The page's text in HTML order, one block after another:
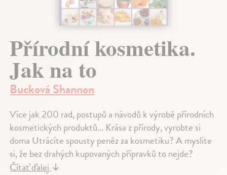
Přírodní kosmetika.
Jak na to
Bucková Shannon
Více jak 200 rad, postupů a návodů k výrobě přírodních
kosmetických produktů... Krása z přírody, vyrobte si
doma Utrácíte spousty peněz za kosmetiku? A myslíte
si, že bez drahých kupovaných přípravků to nejde?
Čítať ďalej↓